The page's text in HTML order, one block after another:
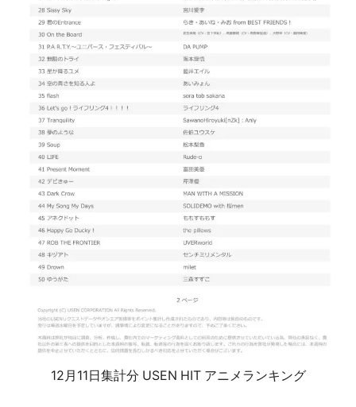
12月11日集計分 USEN HIT アニメランキング